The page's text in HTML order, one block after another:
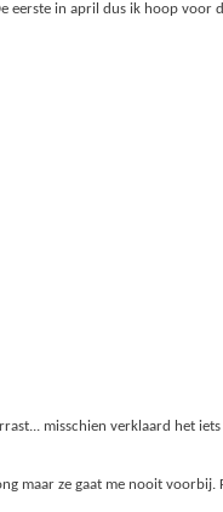
eerste in april dus ik hoop
misschien verklaard het
maar ze gaat me nooit voorbij.